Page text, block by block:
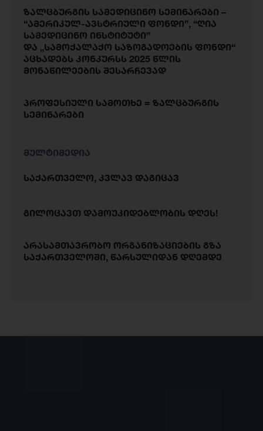
ზალცბურგის სამედიცინო სემინარები –
“ამერიკულ-ავსტრიული ფონდი”, “ღია
სამედიცინო ინსტიტუტი”
და „სამოქალაქო საზოგადოების ფონდი“
აცხადებს კონკურსს 2025 წლის
მონაწილეების შესარჩევად
პროფესიული სამოთხე = ზალცბურგის
სემინარები
მულტიმედია
საქართველო, კვლავ დაგიცავ
გილოცავთ დამოუკიდებლობის დღეს!
არასამთავრობო ორგანიზაციების გზა
საქართველოში, წარსულიდან დღემდე